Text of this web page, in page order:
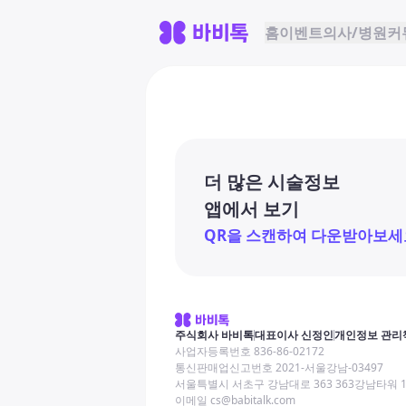
홈이벤트의사/병원커
더 많은 시술정보
앱에서 보기
QR을 스캔하여 다운받아보세
주식회사 바비톡대표이사 신정인개인정보 관리
사업자등록번호 836-86-02172
통신판매업신고번호 2021-서울강남-03497
서울특별시 서초구 강남대로 363 363강남타워
이메일 cs@babitalk.com